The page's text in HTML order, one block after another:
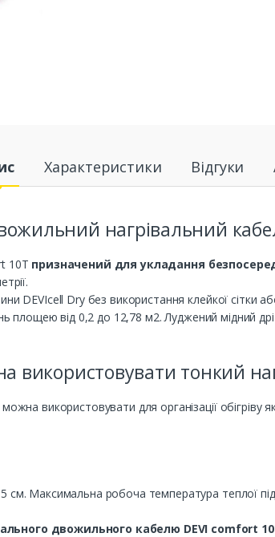
Характеристики Відгуки
нагрівальний
10T призначений для укладання
DEVIcell Dry без використання клейкої сітки
площею від 0,2 до 12,78 м2. Луджений мідний
використовувати тонкий
використовувати для організації обігріву
см. Максимальна робоча температура теплої
двожильного кабелю DEVI comfort